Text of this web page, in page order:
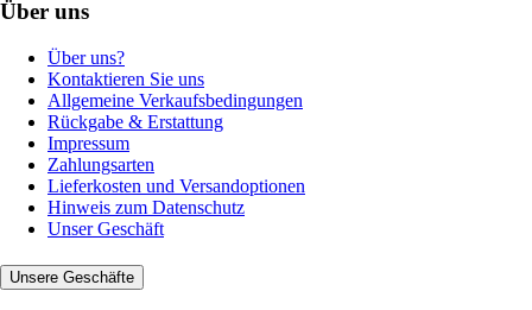
Über uns
Über uns?
Kontaktieren Sie uns
Allgemeine Verkaufsbedingungen
Rückgabe & Erstattung
Impressum
Zahlungsarten
Lieferkosten und Versandoptionen
Hinweis zum Datenschutz
Unser Geschäft
Unsere Geschäfte